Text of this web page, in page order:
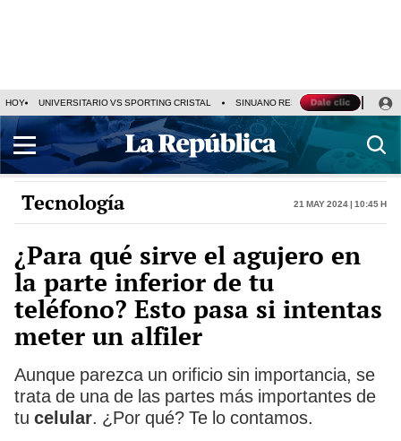
HOY UNIVERSITARIO VS SPORTING CRISTAL SINUANO RESULTADOS HOY
Tecnología 21 May 2024 | 10:45 h
¿Para qué sirve el agujero en
la parte inferior de tu
teléfono? Esto pasa si intentas
meter un alfiler
Aunque parezca un orificio sin importancia, se
trata de una de las partes más importantes de
tu celular. ¿Por qué? Te lo contamos.